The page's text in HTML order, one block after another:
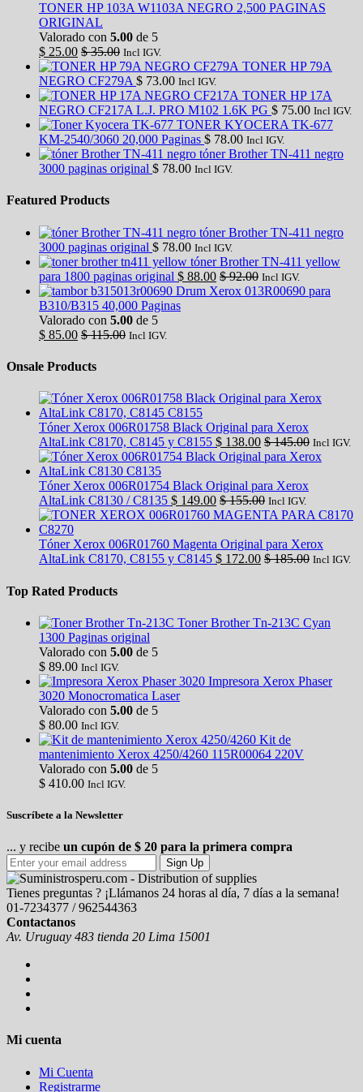
TONER HP 103A W1103A NEGRO 2,500 PAGINAS
ORIGINAL
Valorado con 5.00 de 5
$ 25.00 $35.00 Incl IGV.
TONER HP 79A
NEGRO CF279A $ 73.00 Incl IGV.
TONER HP 17A
NEGRO CF217A L.J. PRO M102 1.6K PG $ 75.00 Incl IGV.
TONER KYOCERA TK-677
KM-2540/3060 20,000 Paginas $ 78.00 Incl IGV.
tóner Brother TN-411 negro
3000 paginas original $ 78.00 Incl IGV.
Featured Products
tóner Brother TN-411 negro
3000 paginas original $ 78.00 Incl IGV.
tóner Brother TN-411 yellow
para 1800 paginas original $ 88.00 $92.00 Incl IGV.
Drum Xerox 013R00690 para
B310/B315 40,000 Paginas
Valorado con 5.00 de 5
$ 85.00 $115.00 Incl IGV.
Onsale Products
Tóner Xerox 006R01758 Black Original para Xerox
AltaLink C8170, C8145 y C8155 $ 138.00 $145.00 Incl IGV.
Tóner Xerox 006R01754 Black Original para Xerox
AltaLink C8130 / C8135 $ 149.00 $155.00 Incl IGV.
Tóner Xerox 006R01760 Magenta Original para Xerox
AltaLink C8170, C8155 y C8145 $ 172.00 $185.00 Incl IGV.
Top Rated Products
Toner Brother Tn-213C Cyan
1300 Paginas original
Valorado con 5.00 de 5
$ 89.00 Incl IGV.
Impresora Xerox Phaser
3020 Monocromatica Laser
Valorado con 5.00 de 5
$ 80.00 Incl IGV.
Kit de
mantenimiento Xerox 4250/4260 115R00064 220V
Valorado con 5.00 de 5
$ 410.00 Incl IGV.
Suscríbete a la Newsletter
... y recibe un cupón de $ 20 para la primera compra
Sign Up
Tienes preguntas ? ¡Llámanos 24 horas al día, 7 días a la semana!
01-7234377 / 962544363
Contactanos
Av. Uruguay 483 tienda 20 Lima 15001
Mi cuenta
Mi Cuenta
Registrarme